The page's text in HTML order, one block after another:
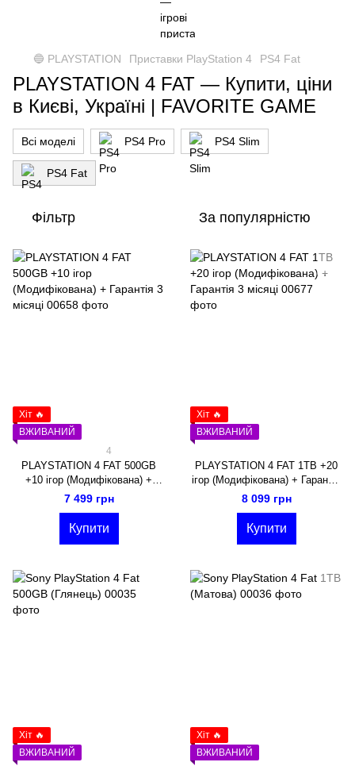
🔵 PLAYSTATION Приставки PlayStation 4 PS4 Fat
PLAYSTATION 4 FAT — Купити, ціни
в Києві, Україні | FAVORITE GAME
Всі моделі PS4 Pro PS4 Slim
PS4 Fat
Фільтр За популярністю
Хіт 🔥
ВЖИВАНИЙ
4
PLAYSTATION 4 FAT 500GB
+10 ігор (Модифікована) +
Гарантія 3 місяці
7 499 грн
Купити
Хіт 🔥
ВЖИВАНИЙ
PLAYSTATION 4 FAT 1TB +20
ігор (Модифікована) + Гарантія
3 місяці
8 099 грн
Купити
Хіт 🔥
ВЖИВАНИЙ
Хіт 🔥
ВЖИВАНИЙ